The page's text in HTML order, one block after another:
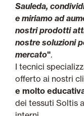
Sauleda,
e miriamo ad
nostri prodotti
nostre soluzioni
mercato".
I tecnici
offerto ai nostri
e molto
dei tessuti Soltis